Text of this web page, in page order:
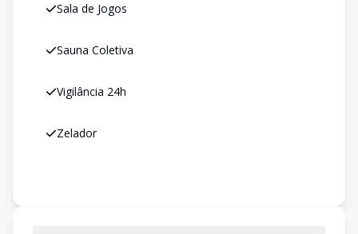
Sala de Jogos
Sauna Coletiva
Vigilância 24h
Zelador